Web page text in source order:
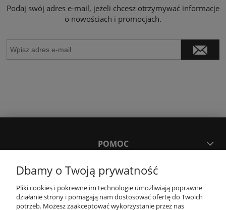
Podaj swój adres e-mail, jeżeli chcesz otrzymywać informacje
o nowościach i promocjach.
POMOC
MOJE KONTO
PŁATNOŚCI I DOSTAWA
Dbamy o Twoją prywatność
Pliki cookies i pokrewne im technologie umożliwiają poprawne
działanie strony i pomagają nam dostosować ofertę do Twoich
potrzeb. Możesz zaakceptować wykorzystanie przez nas